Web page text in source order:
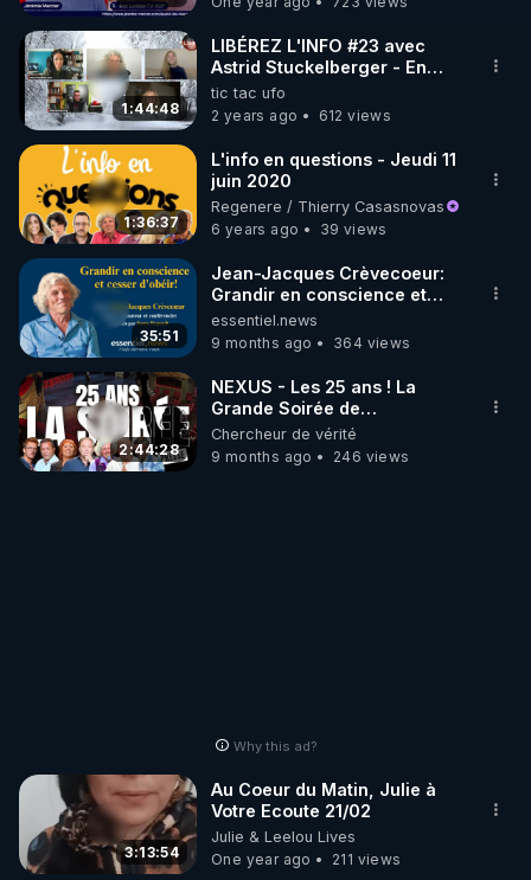
jacques-crevecoeur
👉 CHLOÉ FRAMMERY
• Site officiel : https://chloeframmery.ch
• Crowdbunker :
https://crowdbunker.com/@ChloeFrammery
• Odysee : https://odysee.com/@Chloe_F:b
• Rumble : https://rumble.com/user/ChloeFra
• Facebook :
https://www.facebook.com/chloe.fra.9
https://www.facebook.com/ChloeFrammery
• Instagram :
https://www.instagram.com/chloe_frammery
• Twitter (X) : https://twitter.com/FrammeryChloe
• VK : https://m.vk.com/id665557322
• Telegram - canal d’info :
https://crowdbunker.com/@leLibrePenseurOrg
• Odysee :
https://odysee.com/@LeLibrePenseur.org:2
• Rumble : https://rumble.com/user/SalimLaibiLLP
1:44:48
LIBÉREZ L'INFO #23 avec
Astrid Stuckelberger - En
direct le 22 février 2024
tic tac ufo
2 years ago
612 views
1:36:37
L'info en questions - Jeudi 11
juin 2020
Regenere / Thierry Casasnovas
6 years ago
39 views
35:51
Jean-Jacques Crèvecoeur:
Grandir en conscience et
cesser d'obéir!
essentiel.news
9 months ago
364 views
2:44:28
NEXUS - Les 25 ans ! La
Grande Soirée de
Conférences (L'INTÉGRALE)
Chercheur de vérité
9 months ago
246 views
Why this ad?
3:13:54
Au Coeur du Matin, Julie à
Votre Ecoute 21/02
Julie & Leelou Lives
One year ago
211 views